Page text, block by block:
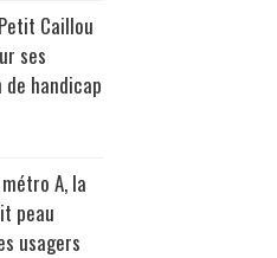
Caillou
ses
handicap
A, la
peau
usagers